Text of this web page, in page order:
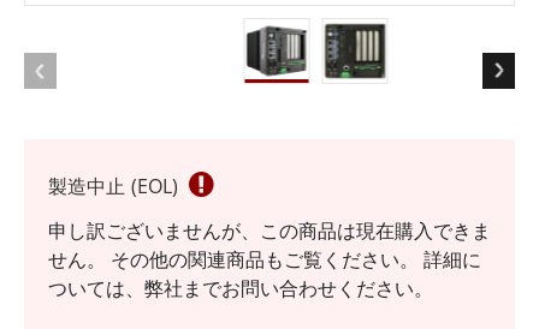
製造中止 (EOL)
申し訳ございませんが、この商品は現在購入できま
せん。 その他の関連商品もご覧ください。 詳細に
ついては、弊社までお問い合わせください。